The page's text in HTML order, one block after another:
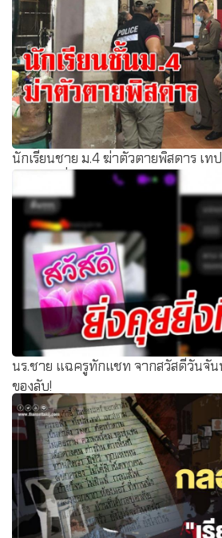
นักเรียนชาย ม.4 ฆ่าตัวตายพิสดาร เ
ตาค้าง เพื่อนเผยติดเกมหนัก
นร.ชาย แฉครูทักแชท จากสวัสดีวันจัน
ของลับ!